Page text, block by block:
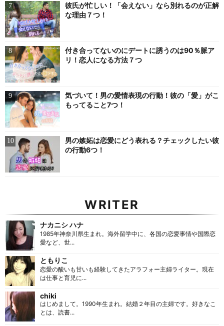
彼氏が忙しい！「会えない」なら別れるのが正解
な理由７つ！
付き合ってないのにデートに誘うのは90％脈ア
リ！恋人になる方法７つ
気づいて！男の愛情表現の行動！彼の「愛」がこ
もってること7つ！
男の嫉妬は恋愛にどう表れる？チェックしたい彼
の行動6つ！
WRITER
ナカニシ ハナ
1985年神奈川県生まれ。海外留学中に、各国の恋愛事情や国際恋
愛など、世...
ともりこ
恋愛の酸いも甘いも経験してきたアラフォー主婦ライター。現在
は仕事と育児に...
chiki
はじめまして。1990年生まれ。結婚２年目の主婦です。好きなこ
とは、読書...